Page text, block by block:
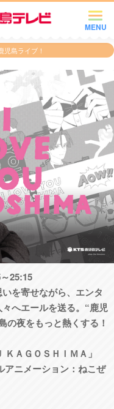
MENU
児島ライブ！
25:15
を寄せながら、エンタ
へエールを送る。“鹿児
の夜をもっと熱くする！
ＡＧＯＳＨＩＭＡ」
ニメーション：ねこぜ